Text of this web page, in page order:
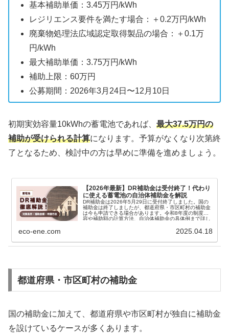
基本補助単価：3.45万円/kWh
レジリエンス要件を満たす場合：＋0.2万円/kWh
廃棄物処理法広域認定取得製品の場合：＋0.1万
円/kWh
最大補助単価：3.75万円/kWh
補助上限：60万円
公募期間：2026年3月24日〜12月10日
初期実効容量10kWhの蓄電池であれば、 最大37.5万円の
補助が受けられる計算になります。予算がなくなり次第終
了となるため、検討中の方は早めに準備を進めましょう。
【2026年最新】DR補助金は受付終了！代わり
に使える蓄電池の自治体補助金を解説
DR補助金は2026年5月29日に受付終了しました。国の
補助金は終了しましたが、都道府県・市区町村の補助金
は今も申請できる場合があります。令和8年度の制度内
容や補助額の計算方法、自治体補助金の具体例まで詳し
eco-ene.com 2025.04.18
都道府県・市区町村の補助金
国の補助金に加えて、都道府県や市区町村が独自に補助金
を設けているケースが多くあります。